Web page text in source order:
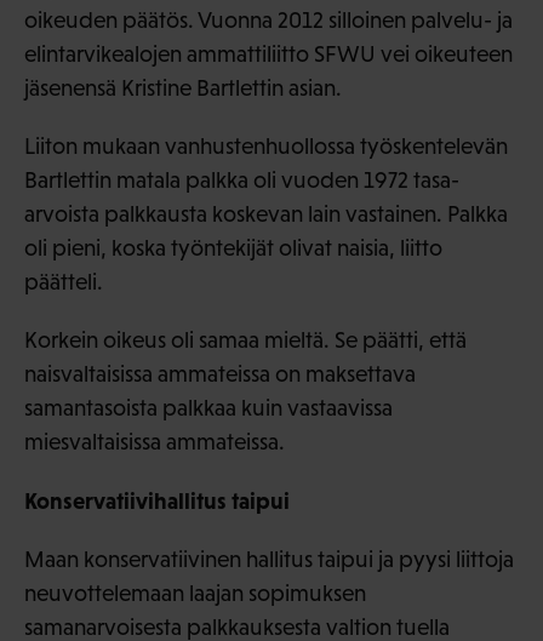
oikeuden päätös. Vuonna 2012 silloinen palvelu- ja
elintarvikealojen ammattiliitto SFWU vei oikeuteen
jäsenensä Kristine Bartlettin asian.
Liiton mukaan vanhustenhuollossa työskentelevän
Bartlettin matala palkka oli vuoden 1972 tasa-
arvoista palkkausta koskevan lain vastainen. Palkka
oli pieni, koska työntekijät olivat naisia, liitto
päätteli.
Korkein oikeus oli samaa mieltä. Se päätti, että
naisvaltaisissa ammateissa on maksettava
samantasoista palkkaa kuin vastaavissa
miesvaltaisissa ammateissa.
Konservatiivihallitus taipui
Maan konservatiivinen hallitus taipui ja pyysi liittoja
neuvottelemaan laajan sopimuksen
samanarvoisesta palkkauksesta valtion tuella